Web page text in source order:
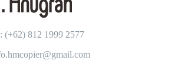
(+62) 812 1999 2577